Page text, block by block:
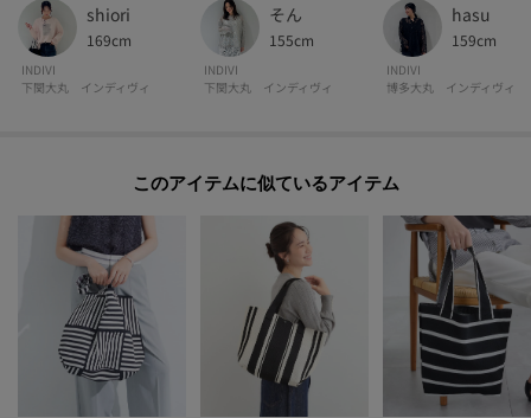
shiori
169cm
INDIVI
下関大丸 インディヴィ
そん
155cm
INDIVI
下関大丸 インディヴィ
hasu
159cm
INDIVI
博多大丸 インディヴィ
このアイテムに似ているアイテム